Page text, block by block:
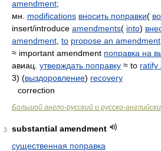
amendment;
мн. modifications вносить поправки(
insert/introduce amendments( into)
amendment to propose an amendment
≈ important amendment поправка на
авиац. утверждать поправку ≈ to ratify
3) (выздоровление) recovery
correction
Большой англо-русский и русско-
3
substantial amendment
существенная поправка